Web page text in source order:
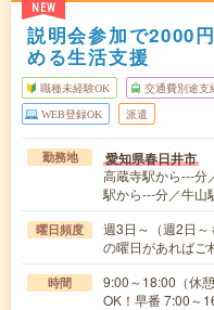
NEW
説明会参加で2000
める生活支援
職種未経験OK 交通費別途支
WEB登録OK 派遣
勤務地 愛知県春日井市
高蔵寺駅から---分
駅から---分／牛山
曜日頻度
週3日～（週2日～
の曜日があればご
時間
9:00～18:00（休
OK！早番 7:00～